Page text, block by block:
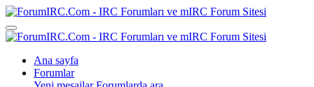
Ana sayfa
Forumlar